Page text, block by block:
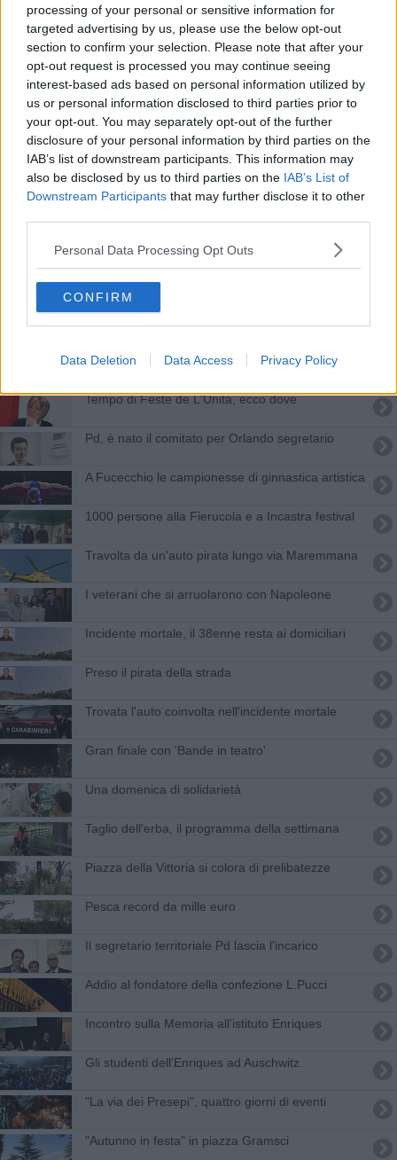
processing of your personal or sensitive information for
targeted advertising by us, please use the below opt-out
section to confirm your selection. Please note that after your
opt-out request is processed you may continue seeing
interest-based ads based on personal information utilized by
us or personal information disclosed to third parties prior to
your opt-out. You may separately opt-out of the further
disclosure of your personal information by third parties on the
IAB’s list of downstream participants. This information may
also be disclosed by us to third parties on the IAB’s List of
Downstream Participants that may further disclose it to other
Personal Data Processing Opt Outs
CONFIRM
Data Deletion Data Access Privacy Policy
La memoria sull’Eccidio del Padule di Fucecchio
Immagini e riflessioni per non dimenticare
Successo del Natale in Lungarno
Due giorni a misura di bambino
Oltre mille persone a ​“Le vie in Rosa”
Rinviato il Valdelsa River Trophy
Al via la Festa de L’Unità, con tanti volontari
Due calciatori dell'Empoli all'oratorio
Via al voto per il referendum
Tempo di Feste de L'Unità, ecco dove
Pd, è nato il comitato per Orlando segretario
A Fucecchio le campionesse di ginnastica artistica
1000 persone alla Fierucola e a Incastra festival
Travolta da un'auto pirata lungo via Maremmana
I veterani che si arruolarono con Napoleone
Incidente mortale, il 38enne resta ai domiciliari
Preso il pirata della strada
Trovata l'auto coinvolta nell'incidente mortale
Gran finale con 'Bande in teatro'
Una domenica di solidarietà
Taglio dell'erba, il programma della settimana
Piazza della Vittoria si colora di prelibatezze
Pesca record da mille euro
Il segretario territoriale Pd lascia l'incarico
Addio al fondatore della confezione L.Pucci
Incontro sulla Memoria all'istituto Enriques
Gli studenti dell'Enriques ad Auschwitz
"La via dei Presepi", quattro giorni di eventi
"Autunno in festa" in piazza Gramsci